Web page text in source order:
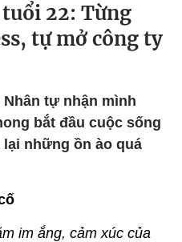
22: Từng
tự mở công ty
tự nhận mình
bắt đầu cuộc sống
những ồn ào quá
im ắng, cảm xúc của